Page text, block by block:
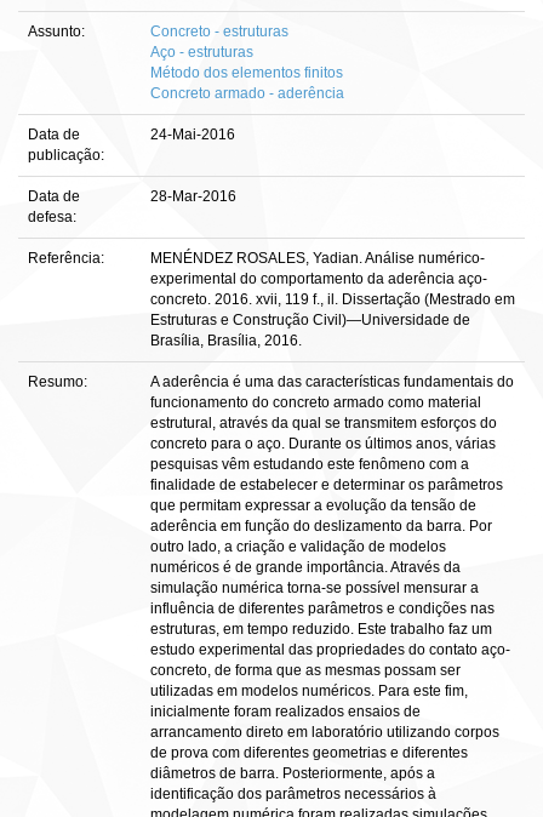
Assunto:
Concreto - estruturas
Aço - estruturas
Método dos elementos finitos
Concreto armado - aderência
Data de
publicação:
24-Mai-2016
Data de
defesa:
28-Mar-2016
Referência:
MENÉNDEZ ROSALES, Yadian. Análise numérico-
experimental do comportamento da aderência aço-
concreto. 2016. xvii, 119 f., il. Dissertação (Mestrado em
Estruturas e Construção Civil)—Universidade de
Brasília, Brasília, 2016.
Resumo:
A aderência é uma das características fundamentais do
funcionamento do concreto armado como material
estrutural, através da qual se transmitem esforços do
concreto para o aço. Durante os últimos anos, várias
pesquisas vêm estudando este fenômeno com a
finalidade de estabelecer e determinar os parâmetros
que permitam expressar a evolução da tensão de
aderência em função do deslizamento da barra. Por
outro lado, a criação e validação de modelos
numéricos é de grande importância. Através da
simulação numérica torna-se possível mensurar a
influência de diferentes parâmetros e condições nas
estruturas, em tempo reduzido. Este trabalho faz um
estudo experimental das propriedades do contato aço-
concreto, de forma que as mesmas possam ser
utilizadas em modelos numéricos. Para este fim,
inicialmente foram realizados ensaios de
arrancamento direto em laboratório utilizando corpos
de prova com diferentes geometrias e diferentes
diâmetros de barra. Posteriormente, após a
identificação dos parâmetros necessários à